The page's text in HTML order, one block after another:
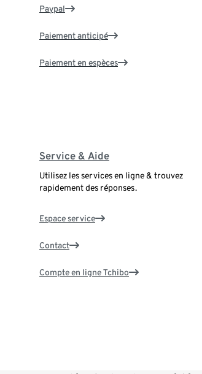
Paypal
Paiement anticipé
Paiement en espèces
Service & Aide
Utilisez les services en ligne & trouvez
rapidement des réponses.
Espace service
Contact
Compte en ligne Tchibo